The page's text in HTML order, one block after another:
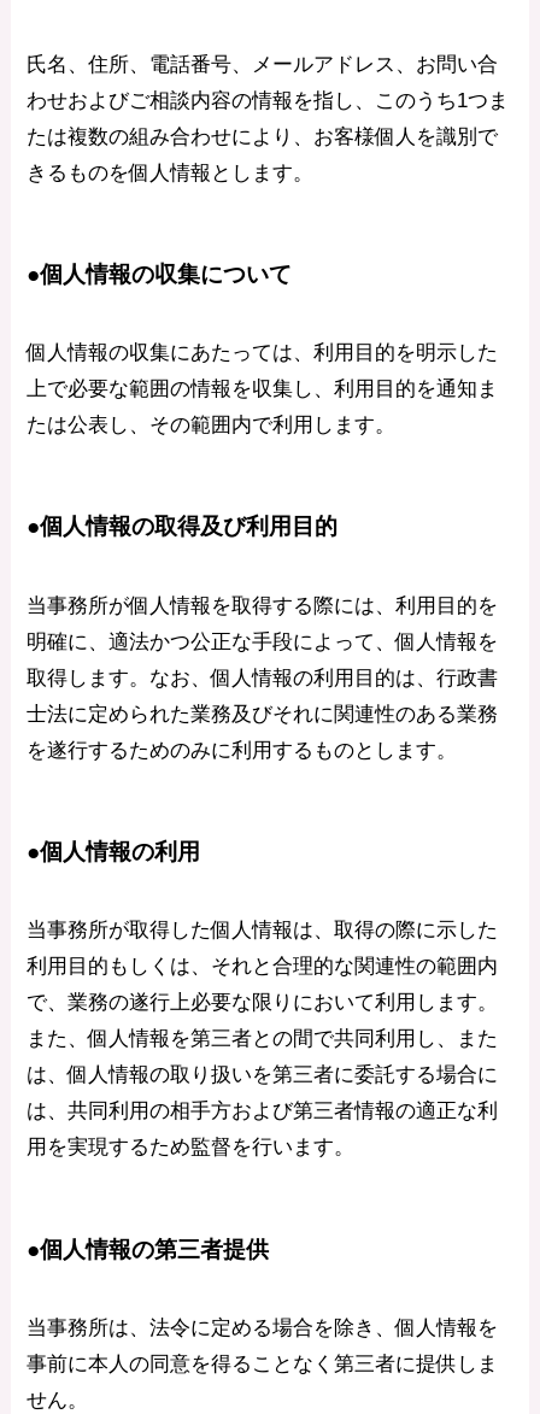
氏名、住所、電話番号、メールアドレス、お問い合
わせおよびご相談内容の情報を指し、このうち1つま
たは複数の組み合わせにより、お客様個人を識別で
きるものを個人情報とします。
●個人情報の収集について
個人情報の収集にあたっては、利用目的を明示した
上で必要な範囲の情報を収集し、利用目的を通知ま
たは公表し、その範囲内で利用します。
●個人情報の取得及び利用目的
当事務所が個人情報を取得する際には、利用目的を
明確に、適法かつ公正な手段によって、個人情報を
取得します。なお、個人情報の利用目的は、行政書
士法に定められた業務及びそれに関連性のある業務
を遂行するためのみに利用するものとします。
●個人情報の利用
当事務所が取得した個人情報は、取得の際に示した
利用目的もしくは、それと合理的な関連性の範囲内
で、業務の遂行上必要な限りにおいて利用します。
また、個人情報を第三者との間で共同利用し、また
は、個人情報の取り扱いを第三者に委託する場合に
は、共同利用の相手方および第三者情報の適正な利
用を実現するため監督を行います。
●個人情報の第三者提供
当事務所は、法令に定める場合を除き、個人情報を
事前に本人の同意を得ることなく第三者に提供しま
せん。